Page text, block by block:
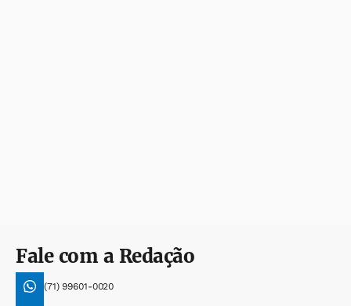
Fale com a Redação
(71) 99601-0020